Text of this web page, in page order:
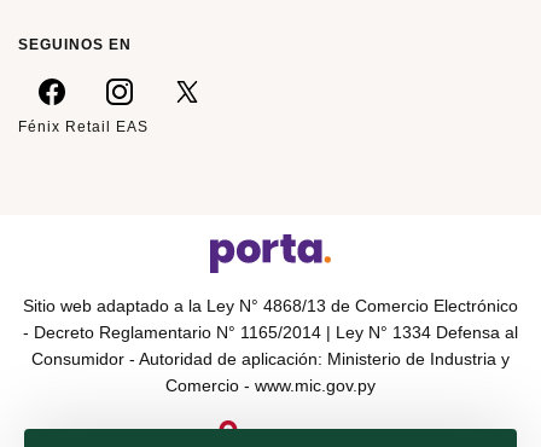
SEGUINOS EN
Fénix Retail EAS
Sitio web adaptado a la Ley N° 4868/13 de Comercio Electrónico
- Decreto Reglamentario N° 1165/2014 | Ley N° 1334 Defensa al
Consumidor - Autoridad de aplicación: Ministerio de Industria y
Comercio - www.mic.gov.py